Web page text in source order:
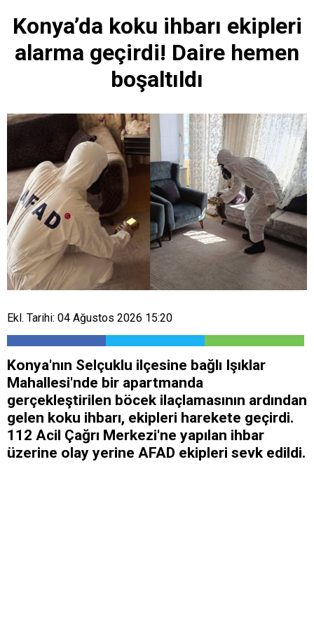
Konya’da koku ihbarı ekipleri
alarma geçirdi! Daire hemen
boşaltıldı
Ekl. Tarihi: 04 Ağustos 2026 15:20
Konya'nın Selçuklu ilçesine bağlı Işıklar
Mahallesi'nde bir apartmanda
gerçekleştirilen böcek ilaçlamasının ardından
gelen koku ihbarı, ekipleri harekete geçirdi.
112 Acil Çağrı Merkezi'ne yapılan ihbar
üzerine olay yerine AFAD ekipleri sevk edildi.